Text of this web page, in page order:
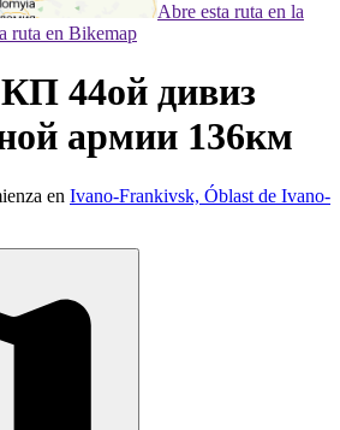
Abre esta ruta en la
ruta en Bikemap
44ой дивиз
армии 136км
en Ivano-Frankivsk, Óblast de Ivano-